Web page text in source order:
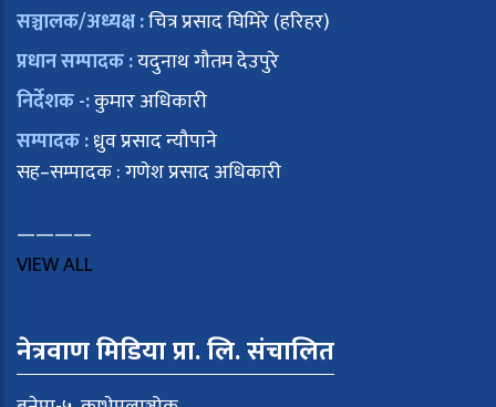
सञ्चालक/अध्यक्ष :चित्र प्रसाद घिमिरे (हरिहर)
प्रधान सम्पादक :यदुनाथ गौतम देउपुरे
निर्देशक -:कुमार अधिकारी
सम्पादक :ध्रुव प्रसाद न्यौपाने
सह–सम्पादक : गणेश प्रसाद अधिकारी
————
VIEW ALL
नेत्रवाण मिडिया प्रा. लि. संचालित